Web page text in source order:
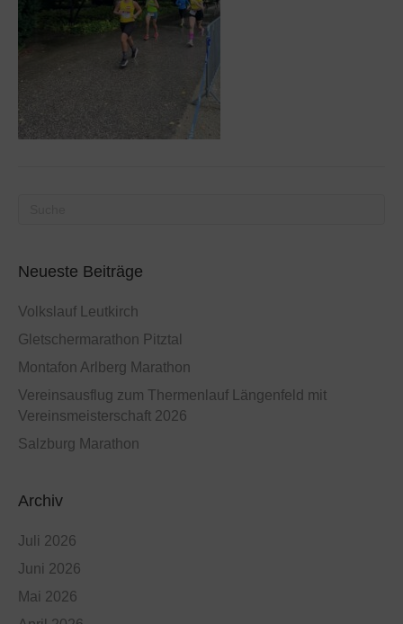
Neueste Beiträge
Volkslauf Leutkirch
Gletschermarathon Pitztal
Montafon Arlberg Marathon
Vereinsausflug zum Thermenlauf Längenfeld mit
Vereinsmeisterschaft 2026
Salzburg Marathon
Archiv
Juli 2026
Juni 2026
Mai 2026